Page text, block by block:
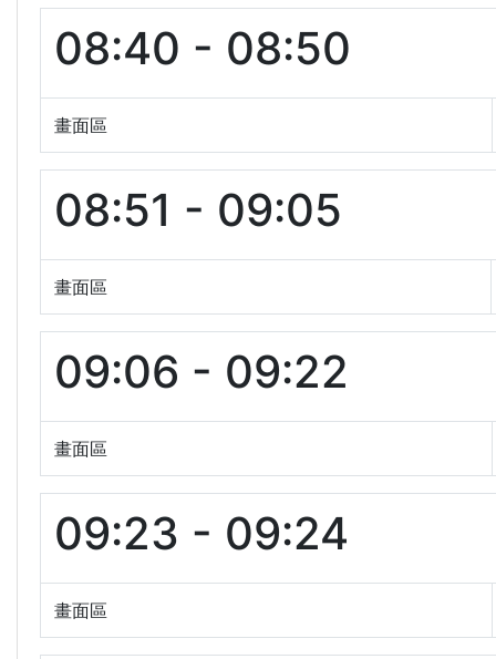
08:40 - 08:50
畫面區
08:51 - 09:05
畫面區
09:06 - 09:22
畫面區
09:23 - 09:24
畫面區